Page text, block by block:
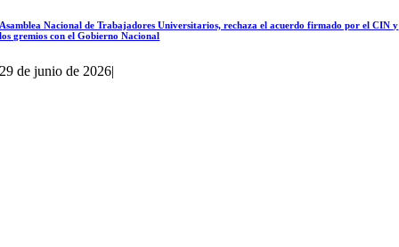
Asamblea Nacional de Trabajadores Universitarios, rechaza el acuerdo firmado por el CIN y
los gremios con el Gobierno Nacional
29 de junio de 2026|